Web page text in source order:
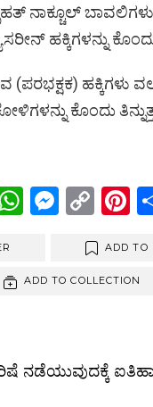
ನಾಕ್ಚೂಲ್‌‌
ಹಕ್ಕಿಗಳನ್ನು ಕೊಂದು
(ಪರಭಕ್ಷಕ) ಹಕ್ಕಿಗಳು
ಕೊಂದು
di
W
s
p
M
se
n
C
py
Li
Pi
er
es
ADD TO
ADD TO COLLECTION
ನಡೆಯುವುದಕ್ಕೆ